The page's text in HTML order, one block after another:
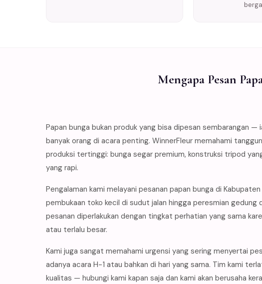
Mengapa Pesan
Papan bunga bukan produk yang bisa dipesan sembarangan —
banyak orang di acara penting. WinnerFleur memahami
produksi tertinggi: bunga segar premium, konstruksi tripod
yang rapi.
Pengalaman kami melayani pesanan papan bunga di
pembukaan toko kecil di sudut jalan hingga peresmian
pesanan diperlakukan dengan tingkat perhatian yang sama
atau terlalu besar.
Kami juga sangat memahami urgensi yang sering menyertai
adanya acara H-1 atau bahkan di hari yang sama. Tim kami
kualitas — hubungi kami kapan saja dan kami akan berusaha